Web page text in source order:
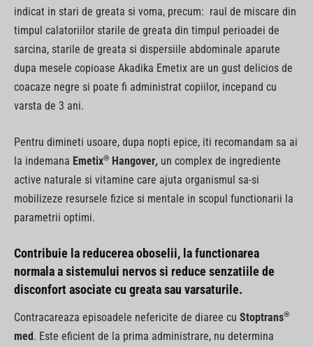
indicat in stari de greata si voma, precum: raul de miscare din
timpul calatoriilor starile de greata din timpul perioadei de
sarcina, starile de greata si dispersiile abdominale aparute
dupa mesele copioase Akadika Emetix are un gust delicios de
coacaze negre si poate fi administrat copiilor, incepand cu
varsta de 3 ani.
Pentru dimineti usoare, dupa nopti epice, iti recomandam sa ai
la indemana Emetix® Hangover, un complex de ingrediente
active naturale si vitamine care ajuta organismul sa-si
mobilizeze resursele fizice si mentale in scopul functionarii la
parametrii optimi.
Contribuie la reducerea oboselii, la functionarea
normala a sistemului nervos si reduce senzatiile de
disconfort asociate cu greata sau varsaturile.
Contracareaza episoadele nefericite de diaree cu Stoptrans®
med. Este eficient de la prima administrare, nu determina